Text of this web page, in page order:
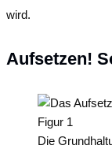
wird.
Aufsetzen!
Die